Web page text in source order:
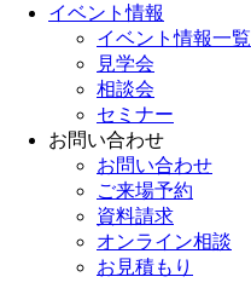
イベント情報
イベント情報一覧
見学会
相談会
セミナー
お問い合わせ
お問い合わせ
ご来場予約
資料請求
オンライン相談
お見積もり